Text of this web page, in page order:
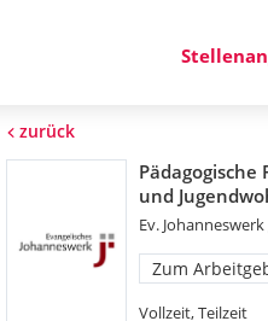
zurück
und
Ev.
Zum
Vollzeit, Teilzeit